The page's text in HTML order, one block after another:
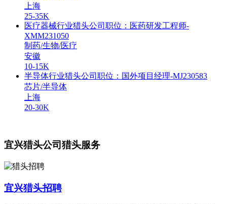
上海
25-35K
医疗器械行业猎头公司职位：医药研发工程师-
XMM231050
制药/生物/医疗
安徽
10-15K
半导体行业猎头公司职位：国外项目经理-MJ230583
芯片/半导体
上海
20-30K
宜兴猎头公司猎头服务
宜兴猎头招聘